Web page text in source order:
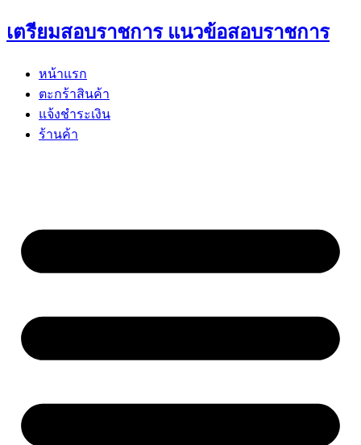
Skip
to
เตรียมสอบราชการ แนวข้อสอบราชการ
หน้าแรก
ตะกร้าสินค้า
แจ้งชำระเงิน
ร้านค้า